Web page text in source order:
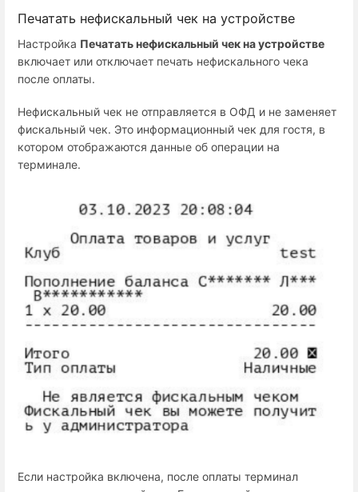
Печатать нефискальный чек на устройстве
Настройка Печатать нефискальный чек на устройстве
включает или отключает печать нефискального чека
после оплаты.
Нефискальный чек не отправляется в ОФД и не заменяет
фискальный чек. Это информационный чек для гостя, в
котором отображаются данные об операции на
терминале.
Если настройка включена, после оплаты терминал